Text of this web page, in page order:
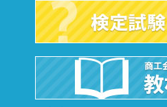
102（2002.11.17） 106,413名
101（2002.6.9） 95,522名